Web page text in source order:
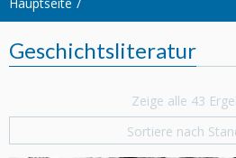
Geschichtsliteratur
Zeige alle 43
Sortiere nach